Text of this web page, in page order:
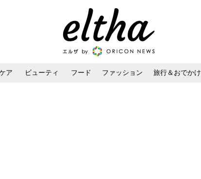
ア ビューティ フード ファッション 旅行＆おでかけ